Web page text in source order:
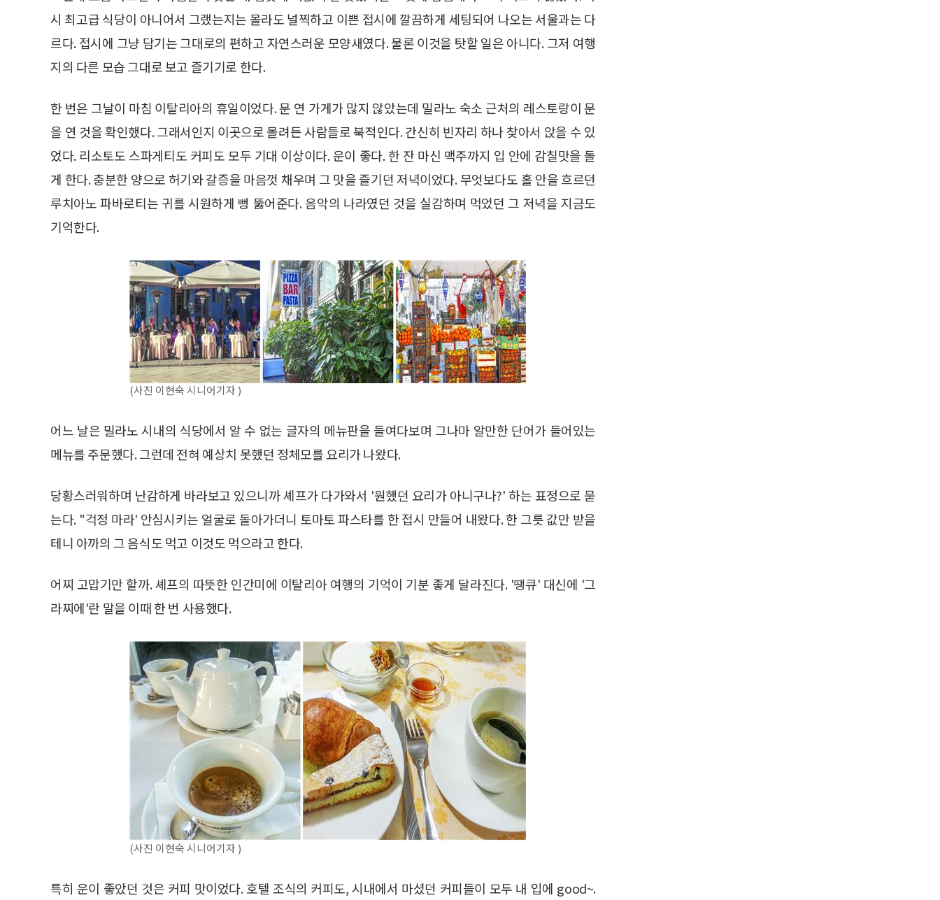
시 최고급 식당이 아니어서 그랬는지는 몰라도 널찍하고 이쁜 접시에 깔끔하게 세팅되어 나오는 서울과는 다
르다. 접시에 그냥 담기는 그대로의 편하고 자연스러운 모양새였다. 물론 이것을 탓할 일은 아니다. 그저 여행
지의 다른 모습 그대로 보고 즐기기로 한다.
한 번은 그날이 마침 이탈리아의 휴일이었다. 문 연 가게가 많지 않았는데 밀라노 숙소 근처의 레스토랑이 문
을 연 것을 확인했다. 그래서인지 이곳으로 몰려든 사람들로 북적인다. 간신히 빈자리 하나 찾아서 앉을 수 있
었다. 리소토도 스파게티도 커피도 모두 기대 이상이다. 운이 좋다. 한 잔 마신 맥주까지 입 안에 감칠맛을 돌
게 한다. 충분한 양으로 허기와 갈증을 마음껏 채우며 그 맛을 즐기던 저녁이었다. 무엇보다도 홀 안을 흐르던
루치아노 파바로티는 귀를 시원하게 뻥 뚫어준다. 음악의 나라였던 것을 실감하며 먹었던 그 저녁을 지금도
기억한다.
(사진 이현숙 시니어기자 )
어느 날은 밀라노 시내의 식당에서 알 수 없는 글자의 메뉴판을 들여다보며 그나마 알만한 단어가 들어있는
메뉴를 주문했다. 그런데 전혀 예상치 못했던 정체모를 요리가 나왔다.
당황스러워하며 난감하게 바라보고 있으니까 셰프가 다가와서 '원했던 요리가 아니구나?' 하는 표정으로 묻
는다. "걱정 마라' 안심시키는 얼굴로 돌아가더니 토마토 파스타를 한 접시 만들어 내왔다. 한 그릇 값만 받을
테니 아까의 그 음식도 먹고 이것도 먹으라고 한다.
어찌 고맙기만 할까. 셰프의 따뜻한 인간미에 이탈리아 여행의 기억이 기분 좋게 달라진다. '땡큐' 대신에 '그
라찌에'란 말을 이때 한 번 사용했다.
(사진 이현숙 시니어기자 )
특히 운이 좋았던 것은 커피 맛이었다. 호텔 조식의 커피도, 시내에서 마셨던 커피들이 모두 내 입에 good~.